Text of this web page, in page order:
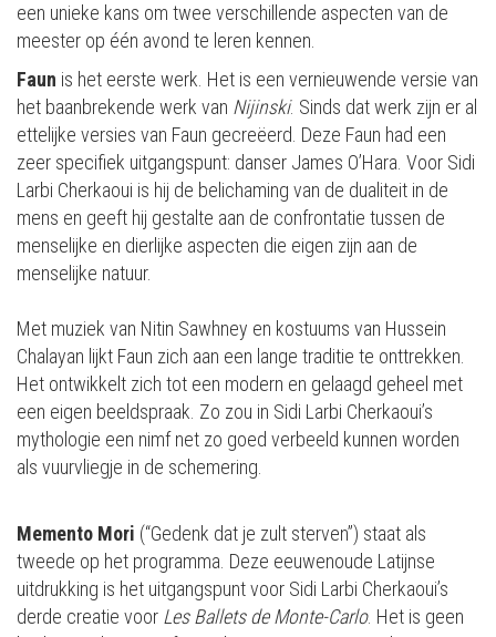
een unieke kans om twee verschillende aspecten van de
meester op één avond te leren kennen.
Faun is het eerste werk. Het is een vernieuwende versie van
het baanbrekende werk van Nijinski. Sinds dat werk zijn er al
ettelijke versies van Faun gecreëerd. Deze Faun had een
zeer specifiek uitgangspunt: danser James O’Hara. Voor Sidi
Larbi Cherkaoui is hij de belichaming van de dualiteit in de
mens en geeft hij gestalte aan de confrontatie tussen de
menselijke en dierlijke aspecten die eigen zijn aan de
menselijke natuur.
Met muziek van Nitin Sawhney en kostuums van Hussein
Chalayan lijkt Faun zich aan een lange traditie te onttrekken.
Het ontwikkelt zich tot een modern en gelaagd geheel met
een eigen beeldspraak. Zo zou in Sidi Larbi Cherkaoui’s
mythologie een nimf net zo goed verbeeld kunnen worden
als vuurvliegje in de schemering.
Memento Mori (“Gedenk dat je zult sterven”) staat als
tweede op het programma. Deze eeuwenoude Latijnse
uitdrukking is het uitgangspunt voor Sidi Larbi Cherkaoui’s
derde creatie voor Les Ballets de Monte-Carlo. Het is geen